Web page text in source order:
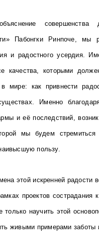
совершенства
Пабонгки Ринпоче, мы
и радостного усердия.
качества, которыми
мире: как привнести
Именно
и её последствий,
мы будем стремиться
пользу.
этой искренней радости
проектов сострадания
научить этой
живыми примерами заботы